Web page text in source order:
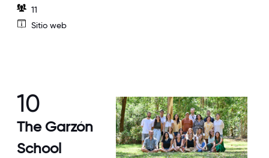
11
Sitio web
10
The Garzón
School